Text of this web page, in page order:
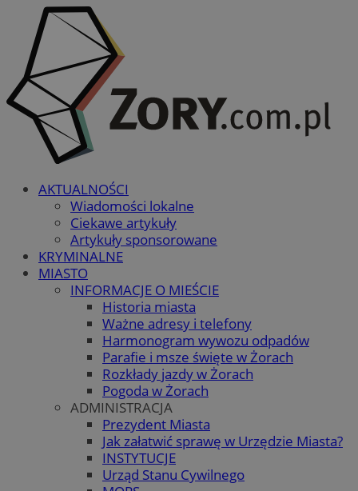
AKTUALNOŚCI
Wiadomości lokalne
Ciekawe artykuły
Artykuły sponsorowane
KRYMINALNE
MIASTO
INFORMACJE O MIEŚCIE
Historia miasta
Ważne adresy i telefony
Harmonogram wywozu odpadów
Parafie i msze święte w Żorach
Rozkłady jazdy w Żorach
Pogoda w Żorach
ADMINISTRACJA
Prezydent Miasta
Jak załatwić sprawę w Urzędzie Miasta?
INSTYTUCJE
Urząd Stanu Cywilnego